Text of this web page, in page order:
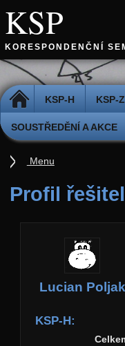
KSP
KORESPONDENČNÍ
DOMŮ KSP-H KSP-Z
SOUSTŘEDĚNÍ A AKCE
Profil
Lucian Poljak
KSP-H:
Menu